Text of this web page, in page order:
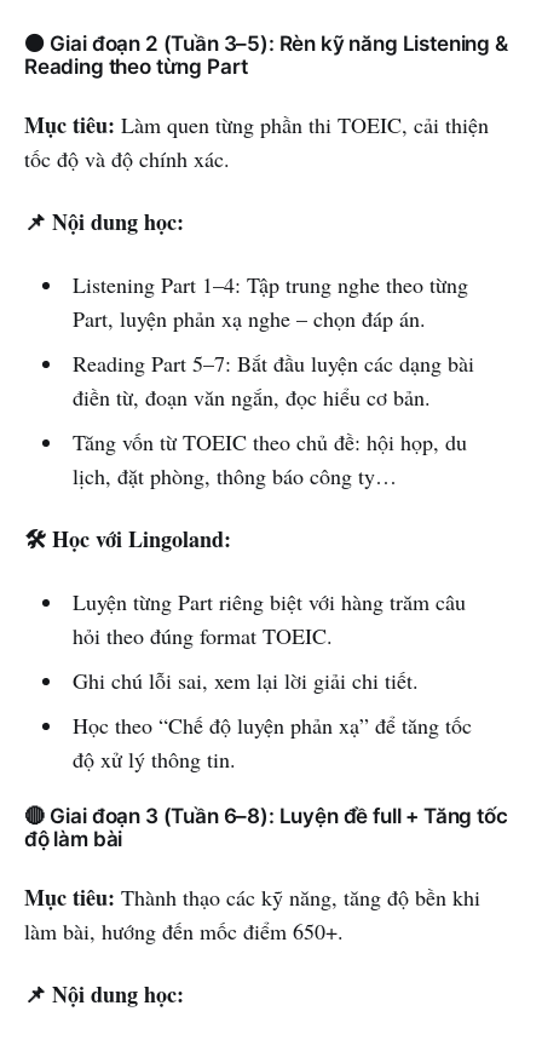
🟠 Giai đoạn 2 (Tuần 3–5): Rèn kỹ năng Listening &
Reading theo từng Part
Mục tiêu: Làm quen từng phần thi TOEIC, cải thiện
tốc độ và độ chính xác.
📌 Nội dung học:
Listening Part 1–4: Tập trung nghe theo từng
Part, luyện phản xạ nghe – chọn đáp án.
Reading Part 5–7: Bắt đầu luyện các dạng bài
điền từ, đoạn văn ngắn, đọc hiểu cơ bản.
Tăng vốn từ TOEIC theo chủ đề: hội họp, du
lịch, đặt phòng, thông báo công ty…
🛠️ Học với Lingoland:
Luyện từng Part riêng biệt với hàng trăm câu
hỏi theo đúng format TOEIC.
Ghi chú lỗi sai, xem lại lời giải chi tiết.
Học theo “Chế độ luyện phản xạ” để tăng tốc
độ xử lý thông tin.
🔴 Giai đoạn 3 (Tuần 6–8): Luyện đề full + Tăng tốc
độ làm bài
Mục tiêu: Thành thạo các kỹ năng, tăng độ bền khi
làm bài, hướng đến mốc điểm 650+.
📌 Nội dung học: